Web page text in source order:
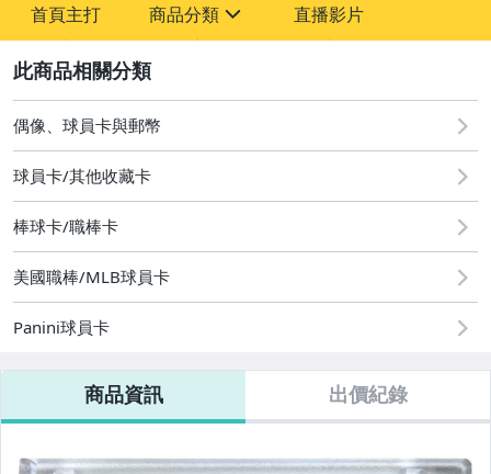
首頁主打 商品分類
成人專區
玩具、模型與公仔
直播影片
偶像、球員卡與郵幣
球員卡/其他收藏卡
棒球卡/職棒卡
美國職棒/MLB球員卡
Panini球員卡
商品資訊 出價紀錄